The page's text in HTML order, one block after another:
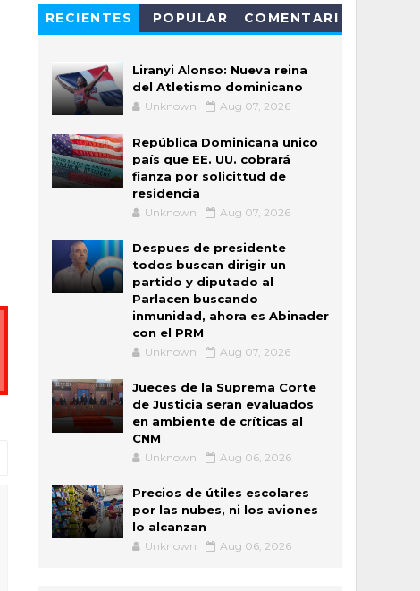
RECIENTES POPULAR
COMENTARI
Liranyi Alonso: Nueva reina
del Atletismo dominicano
Unknown Aug 07, 2026
República Dominicana unico
país que EE. UU. cobrará
fianza por solicittud de
residencia
Unknown Aug 07, 2026
Despues de presidente
todos buscan dirigir un
partido y diputado al
Parlacen buscando
inmunidad, ahora es Abinader
con el PRM
Unknown Aug 07, 2026
Jueces de la Suprema Corte
de Justicia seran evaluados
en ambiente de críticas al
CNM
Unknown Aug 06, 2026
Precios de útiles escolares
por las nubes, ni los aviones
lo alcanzan
Unknown Aug 06, 2026